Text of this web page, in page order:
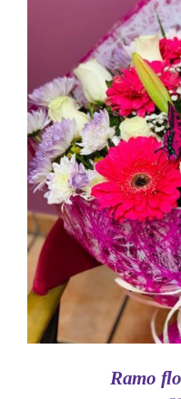
AÑADIR
DETALLES
Ramo